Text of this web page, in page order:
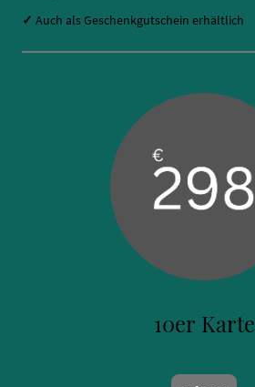
✓ Auch als Geschenkgutschein erhältlich
10er Karte